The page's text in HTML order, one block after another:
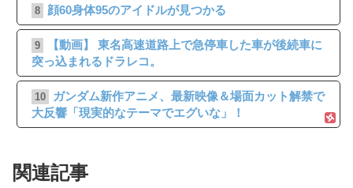
8 顔60身体95のアイドルが見つかる
9
【動画】 東名高速道路上で急停車した車が後続車に
突っ込まれるドラレコ。
10
ガンダム新作アニメ、最新映像＆場面カット解禁で
大反響「現実的なテーマでエグいな」！
関連記事